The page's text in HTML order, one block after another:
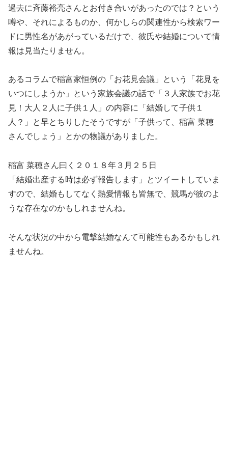
過去に斉藤裕亮さんとお付き合いがあったのでは？という
噂や、それによるものか、何かしらの関連性から検索ワー
ドに男性名があがっているだけで、彼氏や結婚について情
報は見当たりません。
あるコラムで稲富家恒例の「お花見会議」という「花見を
いつにしようか」という家族会議の話で「３人家族でお花
見！大人２人に子供１人」の内容に「結婚して子供１
人？」と早とちりしたそうですが「子供って、稲富 菜穂
さんでしょう」とかの物議がありました。
稲富 菜穂さん曰く２０１８年３月２５日
「結婚出産する時は必ず報告します」とツイートしていま
すので、結婚もしてなく熱愛情報も皆無で、競馬が彼のよ
うな存在なのかもしれませんね。
そんな状況の中から電撃結婚なんて可能性もあるかもしれ
ませんね。